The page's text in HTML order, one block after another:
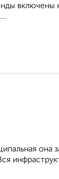
включены
она